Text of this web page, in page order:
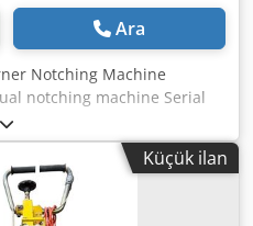
Ara
Notching Machine
notching machine Serial
2017 Blade length:
kg/mm²: max. 3 mm
mm Table size: 380 x 280
arm length: 650 mm,
missing Dimensions (L x
Küçük ilan